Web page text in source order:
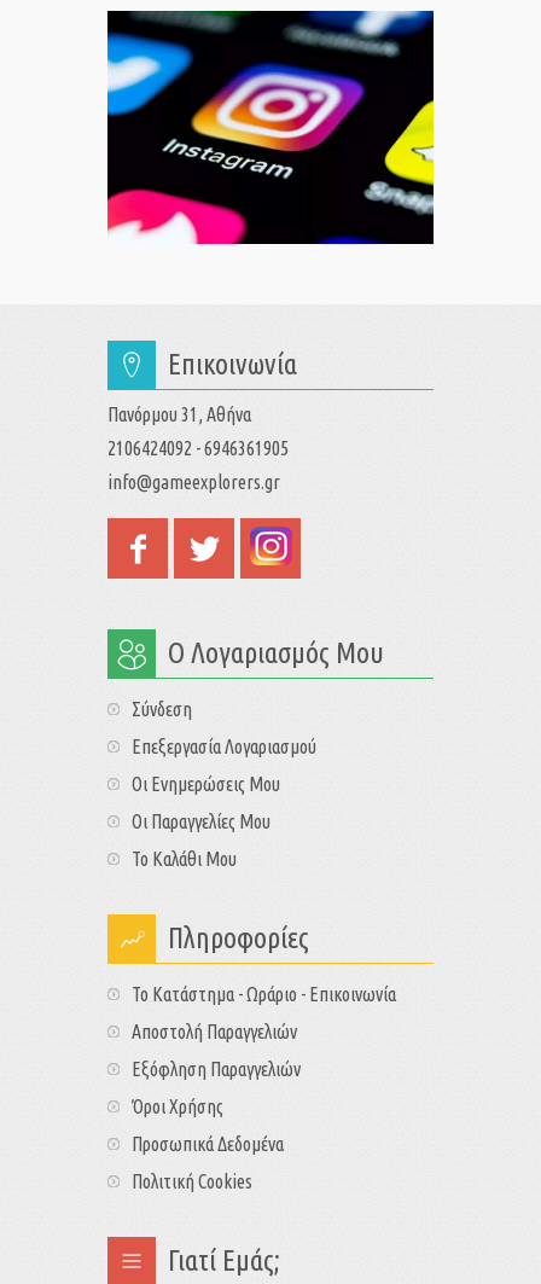
Επικοινωνία
Πανόρμου 31, Αθήνα
2106424092 - 6946361905
info@gameexplorers.gr
Ο Λογαριασμός Μου
Σύνδεση
Επεξεργασία Λογαριασμού
Οι Ενημερώσεις Μου
Οι Παραγγελίες Μου
Το Καλάθι Μου
Πληροφορίες
Το Κατάστημα - Ωράριο - Επικοινωνία
Αποστολή Παραγγελιών
Εξόφληση Παραγγελιών
Όροι Χρήσης
Προσωπικά Δεδομένα
Πολιτική Cookies
Γιατί Εμάς;